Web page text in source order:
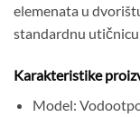
elemenata u
standardnu
Karakteristike
Model: